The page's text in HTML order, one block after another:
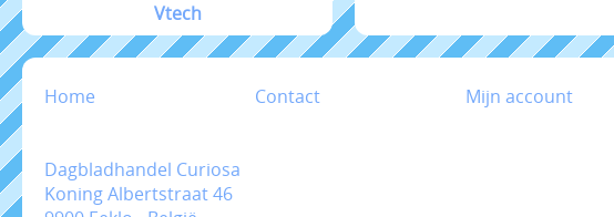
Vtech
Home Contact Mijn account
Dagbladhandel Curiosa
Koning Albertstraat 46